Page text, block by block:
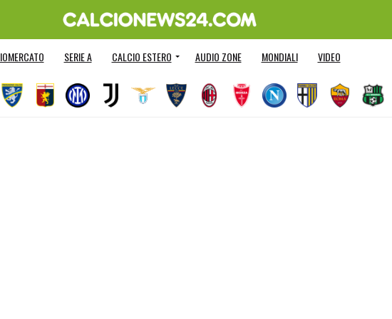
SERIE A CALCIO ESTERO AUDIO ZONE MONDIALI VIDEO